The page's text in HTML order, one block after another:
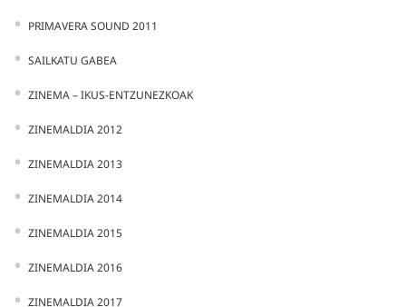
PRIMAVERA SOUND 2011
SAILKATU GABEA
ZINEMA – IKUS-ENTZUNEZKOAK
ZINEMALDIA 2012
ZINEMALDIA 2013
ZINEMALDIA 2014
ZINEMALDIA 2015
ZINEMALDIA 2016
ZINEMALDIA 2017